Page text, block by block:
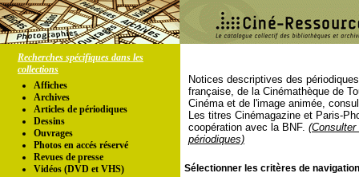
Recherches spécifiques dans les
collections
Affiches
Archives
Articles de périodiques
Dessins
Ouvrages
Photos en accés réservé
Revues de presse
Vidéos (DVD et VHS)
Notices descriptives des
française, de la Cinémathèque de
Cinéma et de l'image animée,
Les titres Cinémagazine et Paris-
coopération avec la BNF.
périodiques)
Sélectionner les critères de